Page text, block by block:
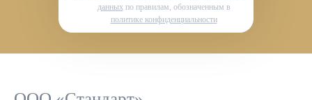
данных по правилам, обозначенным в
политике конфиденциальности